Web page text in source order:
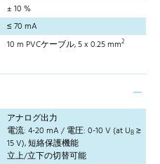
± 10 %
≤ 70 mA
10 m PVCケーブル, 5 x 0.25 mm2
アナログ出力
電流: 4-20 mA / 電圧: 0-10 V (at UB ≥
15 V), 短絡保護機能
立上/立下の切替可能